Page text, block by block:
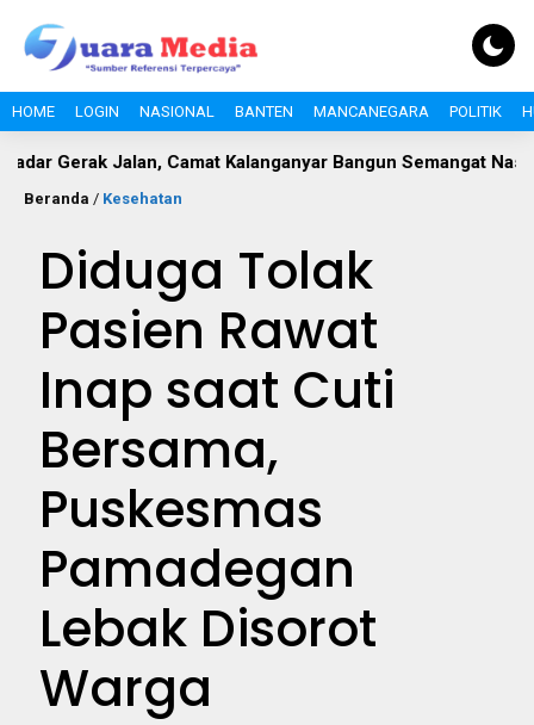
HOME LOGIN NASIONAL BANTEN MANCANEGARA POLITIK
Jalan, Camat Kalanganyar Bangun Semangat Nasionalisme
Beranda / Kesehatan
Diduga Tolak
Pasien Rawat
Inap saat Cuti
Bersama,
Puskesmas
Pamadegan
Lebak Disorot
Warga